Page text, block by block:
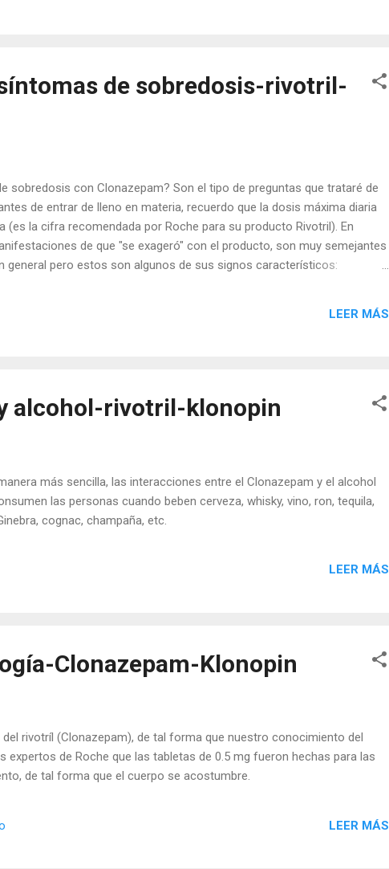
de sobredosis-rivotril-
sobredosis con Clonazepam? Son el tipo de preguntas que trataré de
de entrar de lleno en materia, recuerdo que la dosis máxima diaria
(es la cifra recomendada por Roche para su producto Rivotril). En
de que "se exageró" con el producto, son muy semejantes
general pero estos son algunos de sus signos característicos:
alteración del equilibrio, mareo. Depresión respiratoria Hipotensión
LEER MÁS
alcohol-rivotril-klonopin
más sencilla, las interacciones entre el Clonazepam y el alcohol
las personas cuando beben cerveza, whisky, vino, ron, tequila,
cognac, champaña, etc.
LEER MÁS
Clonazepam-Klonopin
rivotríl (Clonazepam), de tal forma que nuestro conocimiento del
expertos de Roche que las tabletas de 0.5 mg fueron hechas para las
de tal forma que el cuerpo se acostumbre.
LEER MÁS